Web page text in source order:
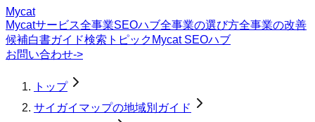
Mycat
Mycatサービス全事業SEOハブ全事業の選び方全事業の改善
候補白書ガイド検索トピック Mycat SEOハブ
お問い合わせ->
トップ
サイガイマップの地域別ガイド